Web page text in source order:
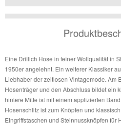
Eine Drillich Hose in feiner Wollqualität in
1950er angelehnt. Ein weiterer Klassiker
Liebhaber der zeitlosen Vintagemode. Am
Hosenträger und den Abschluss bildet ein
hintere Mitte ist mit einem applizierten
Hosenschlitz ist zum Knöpfen und
Eingriffstaschen und Steinnussknöpfen für